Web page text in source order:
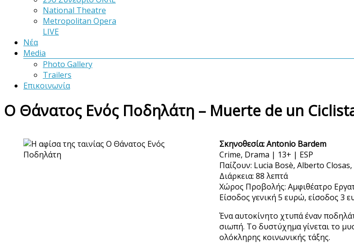
National Theatre
Metropolitan Opera
LIVE
Νέα
Media
Photo Gallery
Trailers
Επικοινωνία
Ο Θάνατος Ενός Ποδηλάτη – Muerte de un
Σκηνοθεσία: Antonio Bardem
Crime, Drama | 13+ | ESP
Παίζουν: Lucia Bosè, Alberto
Διάρκεια: 88 λεπτά
Χώρος Προβολής: Αμφιθέατρο
Είσοδος γενική 5 ευρώ, είσοδος 3
Ένα αυτοκίνητο χτυπά έναν
σιωπή. Το δυστύχημα γίνεται το
ολόκληρης κοινωνικής τάξης.